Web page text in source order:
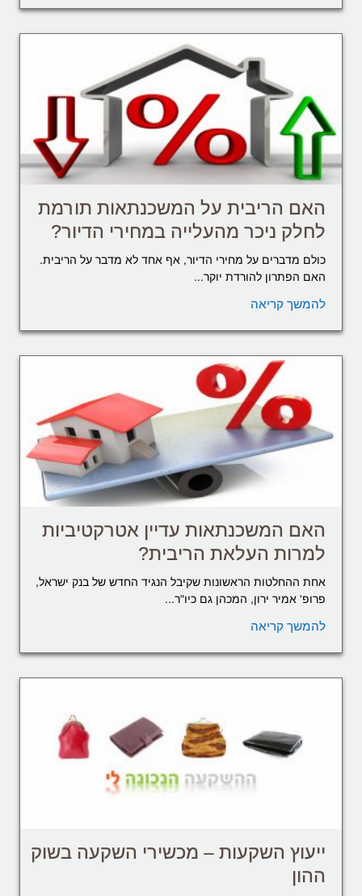
האם הריבית על המשכנתאות תורמת
לחלק ניכר מהעלייה במחירי הדיור?
כולם מדברים על מחירי הדיור, אף אחד לא מדבר על הריבית.
האם הפתרון להורדת יוקר...
להמשך קריאה
האם המשכנתאות עדיין אטרקטיביות
למרות העלאת הריבית?
אחת ההחלטות הראשונות שקיבל הנגיד החדש של בנק ישראל,
פרופ' אמיר ירון, המכהן גם כיו"ר...
להמשך קריאה
ייעוץ השקעות – מכשירי השקעה בשוק
ההון